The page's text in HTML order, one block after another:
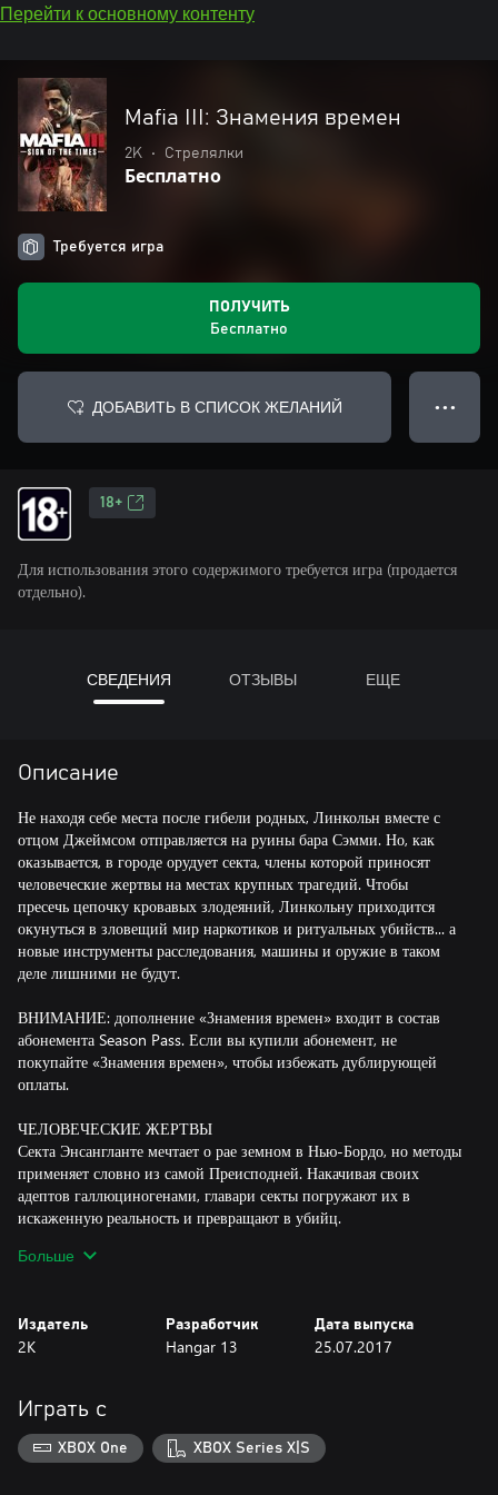
Перейти к основному контенту
Mafia III: Знамения времен
2K • Стрелялки
Бесплатно
Требуется игра
ПОЛУЧИТЬ
Бесплатно
ДОБАВИТЬ В СПИСОК ЖЕЛАНИЙ ● ● ●
18+
Для использования этого содержимого требуется игра (продается
отдельно).
СВЕДЕНИЯ ОТЗЫВЫ ЕЩЕ
Описание
Не находя себе места после гибели родных, Линкольн вместе с
отцом Джеймсом отправляется на руины бара Сэмми. Но, как
оказывается, в городе орудует секта, члены которой приносят
человеческие жертвы на местах крупных трагедий. Чтобы
пресечь цепочку кровавых злодеяний, Линкольну приходится
окунуться в зловещий мир наркотиков и ритуальных убийств... а
новые инструменты расследования, машины и оружие в таком
деле лишними не будут.
ВНИМАНИЕ: дополнение «Знамения времен» входит в состав
абонемента Season Pass. Если вы купили абонемент, не
покупайте «Знамения времен», чтобы избежать дублирующей
оплаты.
ЧЕЛОВЕЧЕСКИЕ ЖЕРТВЫ
Секта Энсангланте мечтает о рае земном в Нью-Бордо, но методы
применяет словно из самой Преисподней. Накачивая своих
адептов галлюциногенами, главари секты погружают их в
искаженную реальность и превращают в убийц.
МЕСТА РИТУАЛОВ
Армейская подготовка поможет ему раскрыть тайны сектантов и
найти их логово в заброшенной психиатрической лечебнице на
НОВЫЕ ИНСТРУМЕНТЫ И ТАКТИКА
Энсангланте подчиняют себе людей, сталкивая их за грань
реальности. Чтобы уравнять шансы, Линкольну потребуются и
Больше
Издатель
2K
Разработчик
Hangar 13
Дата выпуска
25.07.2017
Играть с
XBOX One XBOX Series X|S